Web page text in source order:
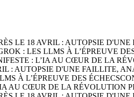
LE 18 AVRIL : AUTOPSIE
: LES LLMS À L’ÉPREUVE
: L’IA AU CŒUR DE LA
: AUTOPSIE D'UNE FAILLITE,
À L’ÉPREUVE DES ÉCHECS
AU CŒUR DE LA RÉVOLUTION